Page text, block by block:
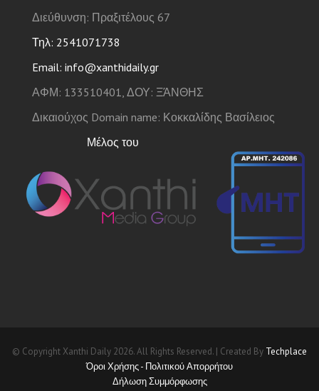
Διεύθυνση: Πραξιτέλους 67
Τηλ: 2541071738
Email: info@xanthidaily.gr
ΑΦΜ: 133510401, ΔΟΥ: ΞΆΝΘΗΣ
Δικαιούχος Domain name: Κοκκαλίδης Βασίλειος
Μέλος του
© Copyright Xanthi Daily 2026. All Rights Reserved. | Created By Techplace
Όροι Χρήσης - Πολιτικού Απορρήτου
Δήλωση Συμμόρφωσης